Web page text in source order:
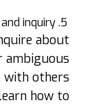
inquiry:
about
ambiguous
with others
how to